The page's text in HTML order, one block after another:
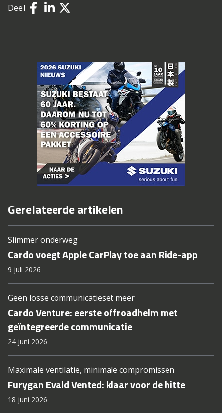
Deel
Gerelateerde artikelen
Slimmer onderweg
Cardo voegt Apple CarPlay toe aan Ride-app
9 juli 2026
Geen losse communicatieset meer
Cardo Venture: eerste offroadhelm met
geïntegreerde communicatie
24 juni 2026
Maximale ventilatie, minimale compromissen
Furygan Evald Vented: klaar voor de hitte
18 juni 2026